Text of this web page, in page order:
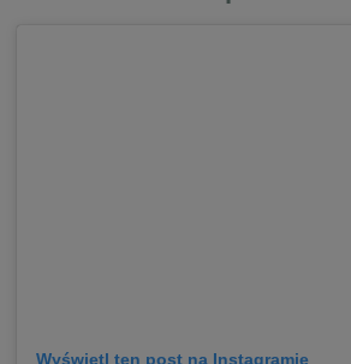
Wyświetl ten post na Instagramie